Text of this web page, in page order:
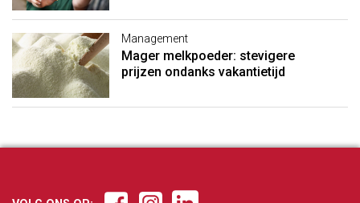
Management
Mager melkpoeder: stevigere
prijzen ondanks vakantietijd